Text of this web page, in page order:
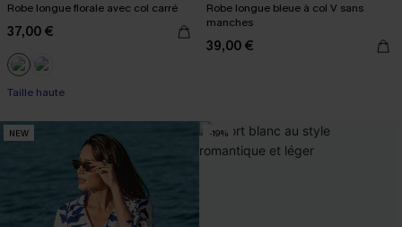
Robe longue florale avec col carré
37,00 €
Taille haute
Robe longue bleue à col V sans
manches
39,00 €
NEW -19%